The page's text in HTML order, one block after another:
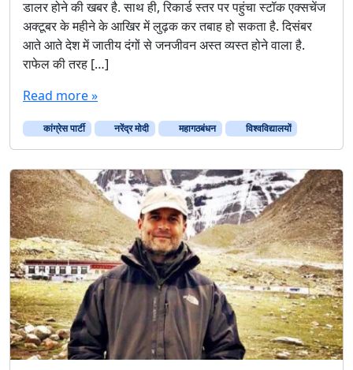
0
1
9
ह
भा
र
त
को
त
बा
ह
क
र
ने
की
सा
डालर होने की खबर है. साथ ही, रिकार्ड स्तर पर पहुंचा स्टॉक एक्सचेंज
अक्टूबर के महीने के आखिर में लुढ़क कर तबाह हो सकता है. दिसंबर
आते आते देश में जातीय दंगों से जनजीवन अस्त व्यस्त होने वाला है.
राफेल की तरह […]
Read more »
कांग्रेस पार्टी नरेंद्र मोदी महागठबंधन विश्वविद्यालयों